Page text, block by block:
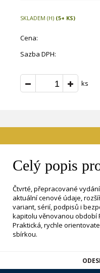
SKLADEM (H) (5+ KS)
Cena:
Sazba DPH:
ks
Celý popis
Čtvrté, přepracované
aktuální cenové údaje,
variant, sérií, podpisů i
kapitolu věnovanou období
Praktická, rychle
sbírkou.